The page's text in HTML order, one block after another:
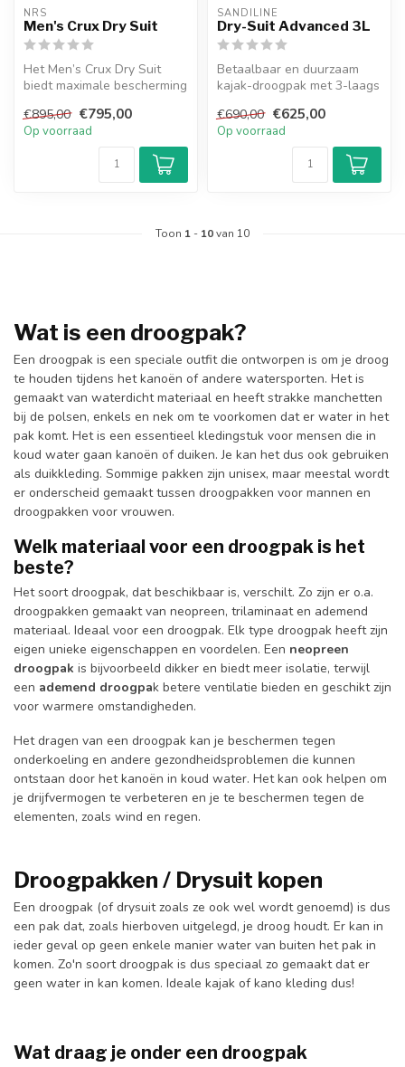
NRS
Men's Crux Dry Suit
Het Men’s Crux Dry Suit
biedt maximale bescherming
...
€895,00 €795,00
Op voorraad
SANDILINE
Dry-Suit Advanced 3L
Betaalbaar en duurzaam
kajak-droogpak met 3-laags
materiaa...
€690,00 €625,00
Op voorraad
Toon 1 - 10van 10
Wat is een droogpak?
Een droogpak is een speciale outfit die ontworpen is om je droog
te houden tijdens het kanoën of andere watersporten. Het is
gemaakt van waterdicht materiaal en heeft strakke manchetten
bij de polsen, enkels en nek om te voorkomen dat er water in het
pak komt. Het is een essentieel kledingstuk voor mensen die in
koud water gaan kanoën of duiken. Je kan het dus ook gebruiken
als duikkleding. Sommige pakken zijn unisex, maar meestal wordt
er onderscheid gemaakt tussen droogpakken voor mannen en
droogpakken voor vrouwen.
Welk materiaal voor een droogpak is het
beste?
Het soort droogpak, dat beschikbaar is, verschilt. Zo zijn er o.a.
droogpakken gemaakt van neopreen, trilaminaat en ademend
materiaal. Ideaal voor een droogpak. Elk type droogpak heeft zijn
eigen unieke eigenschappen en voordelen. Een neopreen
droogpak is bijvoorbeeld dikker en biedt meer isolatie, terwijl
een ademend droogpak betere ventilatie bieden en geschikt zijn
voor warmere omstandigheden.
Het dragen van een droogpak kan je beschermen tegen
onderkoeling en andere gezondheidsproblemen die kunnen
ontstaan door het kanoën in koud water. Het kan ook helpen om
je drijfvermogen te verbeteren en je te beschermen tegen de
elementen, zoals wind en regen.
Droogpakken / Drysuit kopen
Een droogpak (of drysuit zoals ze ook wel wordt genoemd) is dus
een pak dat, zoals hierboven uitgelegd, je droog houdt. Er kan in
ieder geval op geen enkele manier water van buiten het pak in
komen. Zo'n soort droogpak is dus speciaal zo gemaakt dat er
geen water in kan komen. Ideale kajak of kano kleding dus!
Wat draag je onder een droogpak